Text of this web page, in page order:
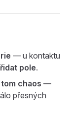
— u kontaktu
pole.
chaos —
přesných